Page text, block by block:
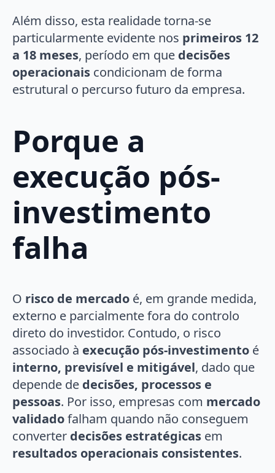
Além disso, esta realidade torna-se
particularmente evidente nos primeiros 12
a 18 meses, período em que decisões
operacionais condicionam de forma
estrutural o percurso futuro da empresa.
Porque a
execução pós-
investimento
falha
O risco de mercado é, em grande medida,
externo e parcialmente fora do controlo
direto do investidor. Contudo, o risco
associado à execução pós-investimento é
interno, previsível e mitigável, dado que
depende de decisões, processos e
pessoas. Por isso, empresas com mercado
validadofalham quando não conseguem
converter decisões estratégicas em
resultados operacionais consistentes.